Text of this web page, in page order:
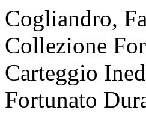
Cogliandro,
Collezione
Carteggio
Fortunato